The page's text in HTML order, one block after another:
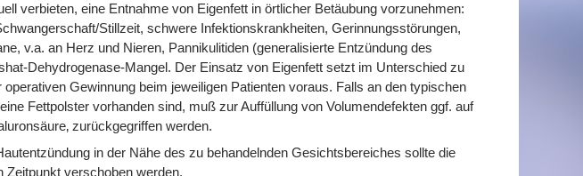
verbieten, eine Entnahme von Eigenfett in örtlicher Betäubung vorzunehmen:
Stillzeit, schwere Infektionskrankheiten, Gerinnungsstörungen,
v.a. an Herz und Nieren, Pannikulitiden (generalisierte Entzündung des
Dehydrogenase-Mangel. Der Einsatz von Eigenfett setzt im Unterschied zu
Gewinnung beim jeweiligen Patienten voraus. Falls an den typischen
Fettpolster vorhanden sind, muß zur Auffüllung von Volumendefekten ggf. auf
zurückgegriffen werden.
in der Nähe des zu behandelnden Gesichtsbereiches sollte die
Zeitpunkt verschoben werden.